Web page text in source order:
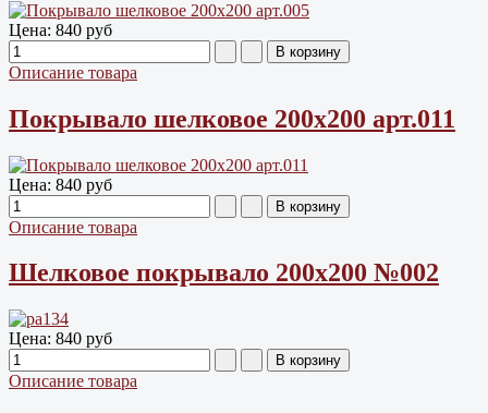
Цена: 840 руб
Описание товара
Покрывало шелковое 200х200 арт.011
Цена: 840 руб
Описание товара
Шелковое покрывало 200х200 №002
Цена: 840 руб
Описание товара